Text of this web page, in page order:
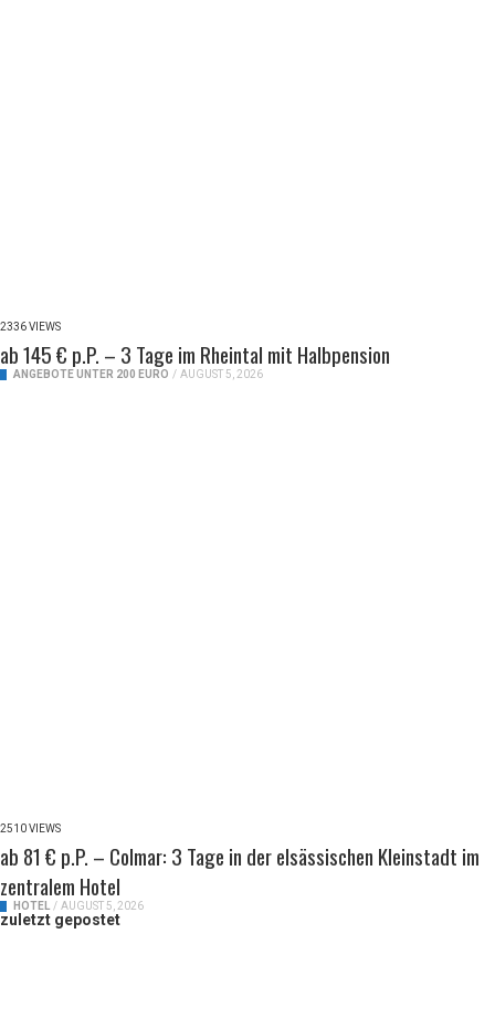
2336 VIEWS
ab 145 € p.P. – 3 Tage im Rheintal mit Halbpension
ANGEBOTE UNTER 200 EURO / AUGUST 5, 2026
2510 VIEWS
ab 81 € p.P. – Colmar: 3 Tage in der elsässischen Kleinstadt im
zentralem Hotel
HOTEL / AUGUST 5, 2026
zuletzt gepostet